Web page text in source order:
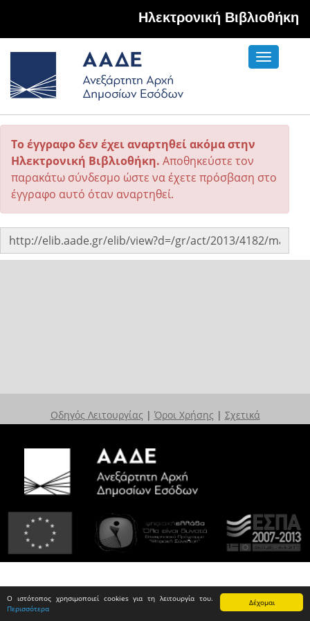
Δέχομαι
Ο ιστότοπος χρησιμοποιεί cookies για τη λειτουργία του.
Περισσότερα
Hλεκτρονική Βιβλιοθήκη
Toggle
Το έγγραφο δεν έχει αναρτηθεί ακόμα στην
Ηλεκτρονική Βιβλιοθήκη. Αποθηκεύστε τον
παρακάτω σύνδεσμο ώστε να έχετε πρόσβαση στο
έγγραφο αυτό όταν αναρτηθεί.
Οδηγός Λειτουργίας | Όροι Χρήσης | Σχετικά